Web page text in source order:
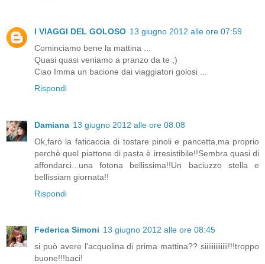
I VIAGGI DEL GOLOSO 13 giugno 2012 alle ore 07:59
Cominciamo bene la mattina ...
Quasi quasi veniamo a pranzo da te ;)
Ciao Imma un bacione dai viaggiatori golosi ...
Rispondi
Damiana 13 giugno 2012 alle ore 08:08
Ok,farò la faticaccia di tostare pinoli e pancetta,ma proprio
perchè quel piattone di pasta è irresistibile!!Sembra quasi di
affondarci...una fotona bellissima!!Un baciuzzo stella e
bellissiam giornata!!
Rispondi
Federica Simoni 13 giugno 2012 alle ore 08:45
si può avere l'acquolina di prima mattina?? siiiiiiiiiiiii!!!troppo
buone!!!baci!